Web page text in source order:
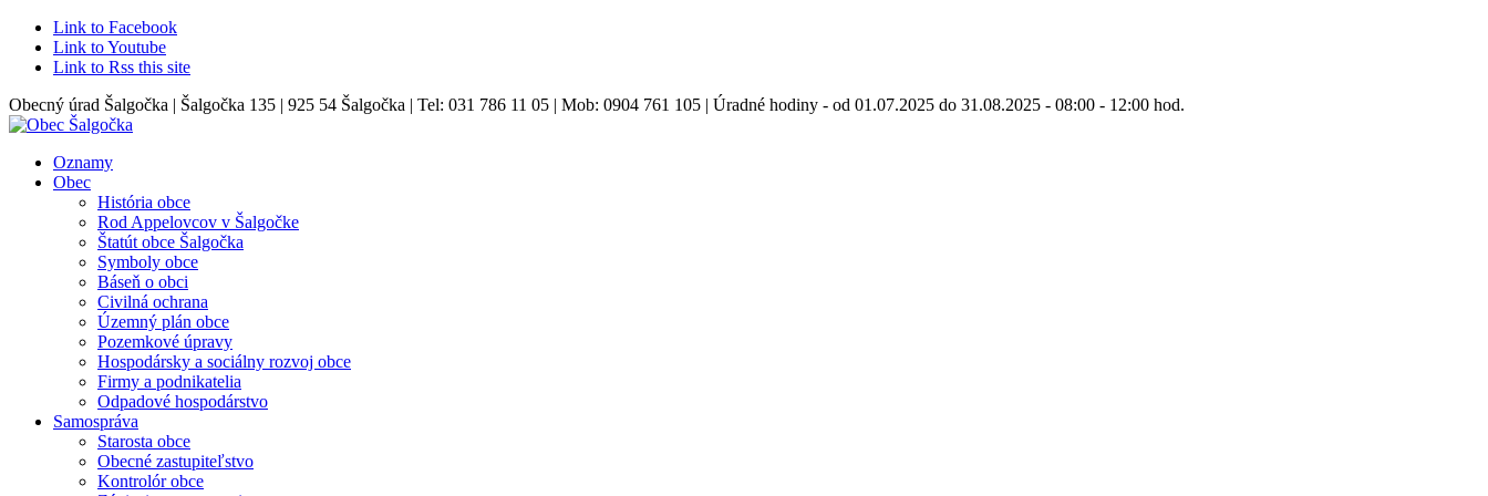
Link to Facebook
Link to Youtube
Link to Rss this site
Obecný úrad Šalgočka | Šalgočka 135 | 925 54 Šalgočka | Tel: 031 786 11 05 | Mob: 0904 761 105 | Úradné hodiny - od 01.07.2025 do 31.08.2025 - 08:00 - 12:00 hod.
Oznamy
Obec
História obce
Rod Appelovcov v Šalgočke
Štatút obce Šalgočka
Symboly obce
Báseň o obci
Civilná ochrana
Územný plán obce
Pozemkové úpravy
Hospodársky a sociálny rozvoj obce
Firmy a podnikatelia
Odpadové hospodárstvo
Samospráva
Starosta obce
Obecné zastupiteľstvo
Kontrolór obce